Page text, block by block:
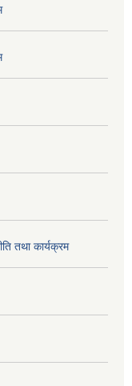
तथा कार्यक्रम